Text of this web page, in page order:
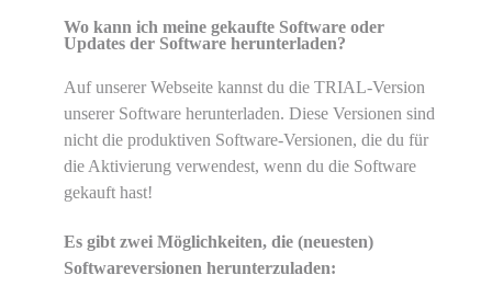
Wo kann ich meine gekaufte Software oder
Updates der Software herunterladen?
Auf unserer Webseite kannst du die TRIAL-Version
unserer Software herunterladen. Diese Versionen sind
nicht die produktiven Software-Versionen, die du für
die Aktivierung verwendest, wenn du die Software
gekauft hast!
Es gibt zwei Möglichkeiten, die (neuesten)
Softwareversionen herunterzuladen: